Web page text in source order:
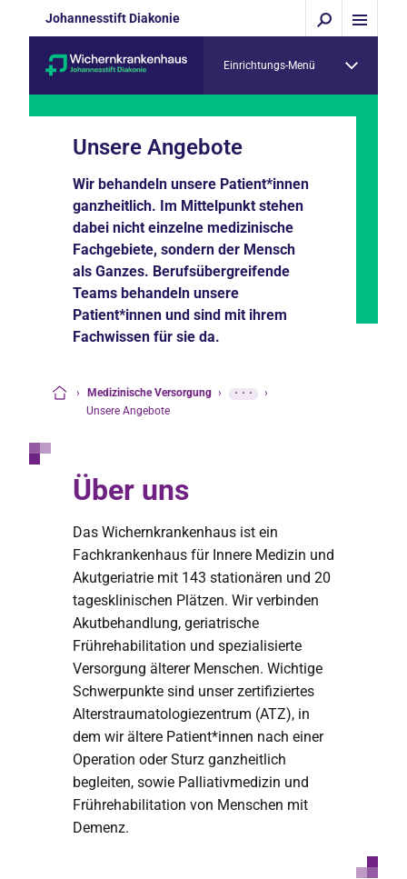
Johannesstift Diakonie
Einrichtungs-Menü
Unsere Angebote
Wir behandeln unsere Patient*innen
ganzheitlich. Im Mittelpunkt stehen
dabei nicht einzelne medizinische
Fachgebiete, sondern der Mensch
als Ganzes. Berufsübergreifende
Teams behandeln unsere
Patient*innen und sind mit ihrem
Fachwissen für sie da.
› Medizinische Versorgung › ···
›
Unsere Angebote
Über uns
Das Wichernkrankenhaus ist ein
Fachkrankenhaus für Innere Medizin und
Akutgeriatrie mit 143 stationären und 20
tagesklinischen Plätzen. Wir verbinden
Akutbehandlung, geriatrische
Frührehabilitation und spezialisierte
Versorgung älterer Menschen. Wichtige
Schwerpunkte sind unser zertifiziertes
Alterstraumatologiezentrum (ATZ), in
dem wir ältere Patient*innen nach einer
Operation oder Sturz ganzheitlich
begleiten, sowie Palliativmedizin und
Frührehabilitation von Menschen mit
Demenz.